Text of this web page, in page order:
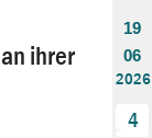
ihrer
19
06
2026
4